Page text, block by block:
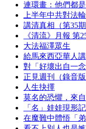
連環畫：他們都
上半年中共對法
講清真相（第35
《清流》月報 第
大法福澤眾生
給馬來西亞華人
對「好壞出自一
正見週刊（錄音版
人生抉擇
莫名的恐懼，來
「名」娃娃現形
在魔難中體悟「